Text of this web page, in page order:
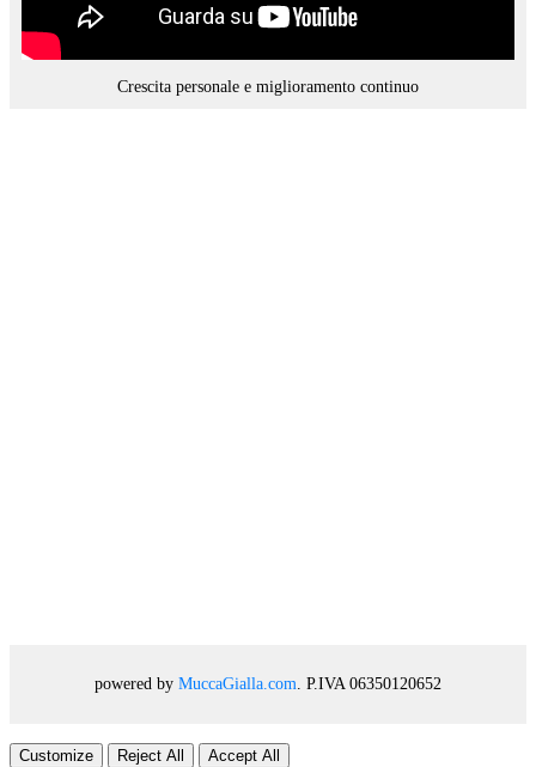
Crescita personale e miglioramento continuo
powered by MuccaGialla.com. P.IVA 06350120652
Customize Reject All Accept All